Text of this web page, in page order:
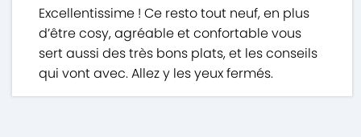
Excellentissime ! Ce resto tout neuf, en plus
d’être cosy, agréable et confortable vous
sert aussi des très bons plats, et les conseils
qui vont avec. Allez y les yeux fermés.